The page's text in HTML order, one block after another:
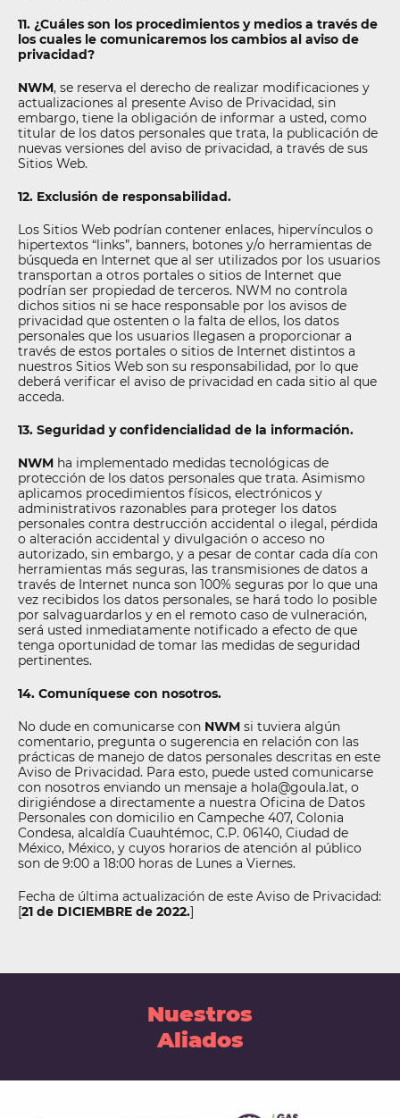
11. ¿Cuáles son los procedimientos y medios a través de
los cuales le comunicaremos los cambios al aviso de
privacidad?
NWM, se reserva el derecho de realizar modificaciones y
actualizaciones al presente Aviso de Privacidad, sin
embargo, tiene la obligación de informar a usted, como
titular de los datos personales que trata, la publicación de
nuevas versiones del aviso de privacidad, a través de sus
Sitios Web.
12. Exclusión de responsabilidad.
Los Sitios Web podrían contener enlaces, hipervínculos o
hipertextos “links”, banners, botones y/o herramientas de
búsqueda en Internet que al ser utilizados por los usuarios
transportan a otros portales o sitios de Internet que
podrían ser propiedad de terceros. NWM no controla
dichos sitios ni se hace responsable por los avisos de
privacidad que ostenten o la falta de ellos, los datos
personales que los usuarios llegasen a proporcionar a
través de estos portales o sitios de Internet distintos a
nuestros Sitios Web son su responsabilidad, por lo que
deberá verificar el aviso de privacidad en cada sitio al que
acceda.
13. Seguridad y confidencialidad de la información.
NWM ha implementado medidas tecnológicas de
protección de los datos personales que trata. Asimismo
aplicamos procedimientos físicos, electrónicos y
administrativos razonables para proteger los datos
personales contra destrucción accidental o ilegal, pérdida
o alteración accidental y divulgación o acceso no
autorizado, sin embargo, y a pesar de contar cada día con
herramientas más seguras, las transmisiones de datos a
través de Internet nunca son 100% seguras por lo que una
vez recibidos los datos personales, se hará todo lo posible
por salvaguardarlos y en el remoto caso de vulneración,
será usted inmediatamente notificado a efecto de que
tenga oportunidad de tomar las medidas de seguridad
pertinentes.
14. Comuníquese con nosotros.
No dude en comunicarse con NWM si tuviera algún
comentario, pregunta o sugerencia en relación con las
prácticas de manejo de datos personales descritas en este
Aviso de Privacidad. Para esto, puede usted comunicarse
con nosotros enviando un mensaje a hola@goula.lat, o
dirigiéndose a directamente a nuestra Oficina de Datos
Personales con domicilio en Campeche 407, Colonia
Condesa, alcaldía Cuauhtémoc, C.P. 06140, Ciudad de
México, México, y cuyos horarios de atención al público
son de 9:00 a 18:00 horas de Lunes a Viernes.
Fecha de última actualización de este Aviso de Privacidad:
[21 de DICIEMBRE de 2022.]
Nuestros
Aliados